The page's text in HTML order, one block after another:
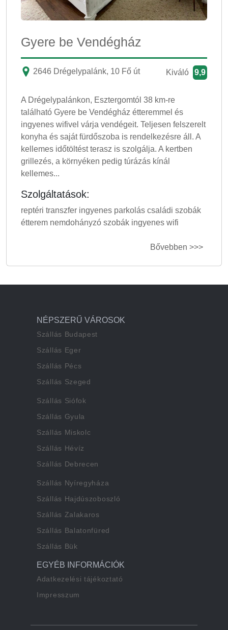
Gyere be Vendégház
2646 Drégelypalánk, 10 Fő út Kiváló 9,9
A Drégelypalánkon, Esztergomtól 38 km-re
található Gyere be Vendégház étteremmel és
ingyenes wifivel várja vendégeit. Teljesen felszerelt
konyha és saját fürdőszoba is rendelkezésre áll. A
kellemes időtöltést terasz is szolgálja. A kertben
grillezés, a környéken pedig túrázás kínál
kellemes...
Szolgáltatások:
reptéri transzfer ingyenes parkolás családi szobák
étterem nemdohányzó szobák ingyenes wifi
Bővebben >>>
NÉPSZERŰ VÁROSOK
Szállás Budapest
Szállás Eger
Szállás Pécs
Szállás Szeged
Szállás Siófok
Szállás Gyula
Szállás Miskolc
Szállás Hévíz
Szállás Debrecen
Szállás Nyíregyháza
Szállás Hajdúszoboszló
Szállás Zalakaros
Szállás Balatonfüred
Szállás Bük
EGYÉB INFORMÁCIÓK
Adatkezelési tájékoztató
Impresszum